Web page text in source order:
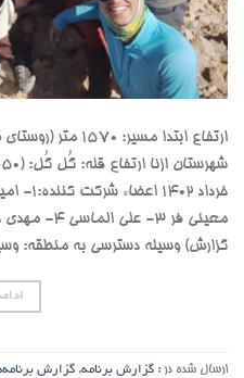
ارتفاع ابتدا مسیر:
گزارش) وسیله دسترسی به منطقه:
ارسال شده در : گزارش برنامه, گزارش